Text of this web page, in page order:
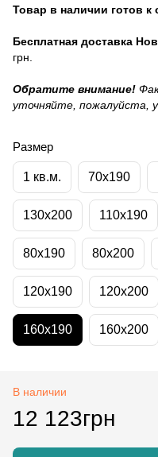
Товар в наличии готов к
Бесплатная доставка
грн.
Обратите внимание!
уточняйте, пожалуйста,
Размер
1 кв.м. 70x190
130x200 110x190
80x190 80x200
120x190 120x200
160x190 160x200
В наличии
12 123грн